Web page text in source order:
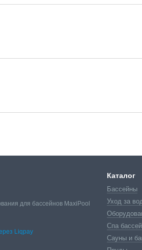
для бассейнов MaxiPool
Каталог
Бассейны
Уход за
Спа
Сауны и